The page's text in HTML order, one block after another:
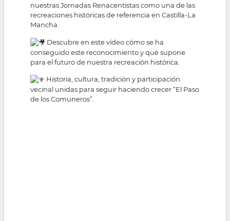
nuestras Jornadas Renacentistas como una de las
recreaciones históricas de referencia en Castilla-La
Mancha.
Descubre en este vídeo cómo se ha
conseguido este reconocimiento y qué supone
para el futuro de nuestra recreación histórica.
Historia, cultura, tradición y participación
vecinal unidas para seguir haciendo crecer “El Paso
de los Comuneros”.